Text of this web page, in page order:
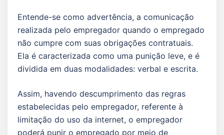
Entende-se como advertência, a comunicação
realizada pelo empregador quando o empregado
não cumpre com suas obrigações contratuais.
Ela é caracterizada como uma punição leve, e é
dividida em duas modalidades: verbal e escrita.
Assim, havendo descumprimento das regras
estabelecidas pelo empregador, referente à
limitação do uso da internet, o empregador
poderá punir o empregado por meio de